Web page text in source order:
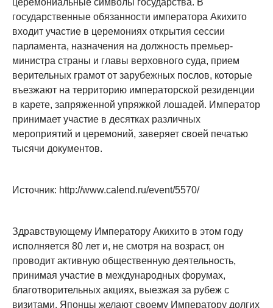
государственные обязанности императора Акихито
входит участие в церемониях открытия сессии
парламента, назначения на должность премьер-
министра страны и главы верховного суда, прием
верительных грамот от зарубежных послов, которые
въезжают на территорию императорской резиденции
в карете, запряженной упряжкой лошадей. Император
принимает участие в десятках различных
мероприятий и церемоний, заверяет своей печатью
тысячи документов.
Источник: http://www.calend.ru/event/5570/
Здравствующему Императору Акихито в этом году
исполняется 80 лет и, не смотря на возраст, он
проводит активную общественную деятельность,
принимая участие в международных форумах,
благотворительных акциях, выезжая за рубеж с
визитами. Японцы желают своему Императору долгих